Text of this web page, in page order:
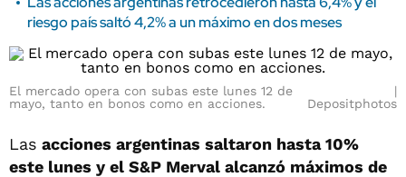
riesgo país saltó 4,2% a un máximo en dos meses
El mercado opera con subas este lunes 12 de
mayo, tanto en bonos como en acciones.
Depositphotos
Las acciones argentinas saltaron hasta 10%
este lunes y el S&P Merval alcanzó máximos de